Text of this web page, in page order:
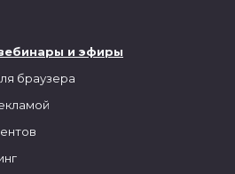
и эфиры
браузера